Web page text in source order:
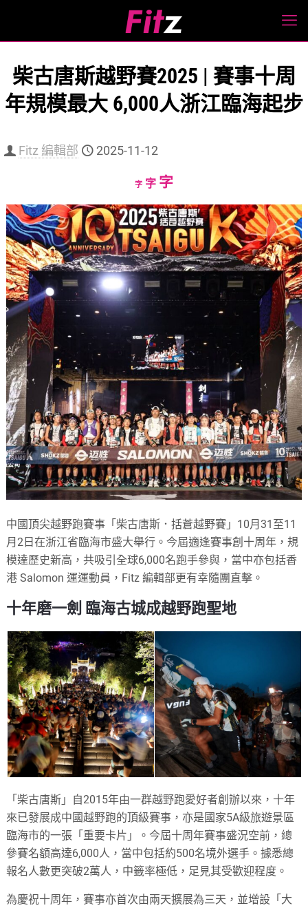
柴古唐斯越野賽2025 | 賽事十周
年規模最大 6,000人浙江臨海起步
Fitz 編輯部 2025-11-12
字Decrease
size.
字Reset
size.
字Increase
size.
中國頂尖越野跑賽事「柴古唐斯．括蒼越野賽」10月31至11
月2日在浙江省臨海市盛大舉行。今屆適逢賽事創十周年，規
模達歷史新高，共吸引全球6,000名跑手參與，當中亦包括香
港 Salomon 運運動員，Fitz 編輯部更有幸隨團直擊。
十年磨一劍 臨海古城成越野跑聖地
「柴古唐斯」自2015年由一群越野跑愛好者創辦以來，十年
來已發展成中國越野跑的頂級賽事，亦是國家5A級旅遊景區
臨海市的一張「重要卡片」。今屆十周年賽事盛況空前，總
參賽名額高達6,000人，當中包括約500名境外選手。據悉總
報名人數更突破2萬人，中籤率極低，足見其受歡迎程度。
為慶祝十周年，賽事亦首次由兩天擴展為三天，並增設「大